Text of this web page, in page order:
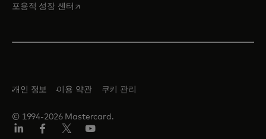
포용적 성장 센터 새 탭에서 열림
© 1994-2026 Mastercard.
개인 정보 이용 약관 쿠키 관리